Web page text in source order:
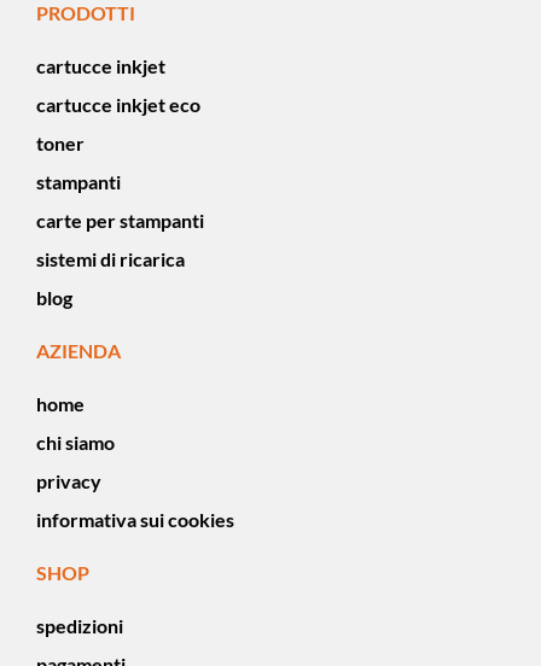
PRODOTTI
cartucce inkjet
cartucce inkjet eco
toner
stampanti
carte per stampanti
sistemi di ricarica
blog
AZIENDA
home
chi siamo
privacy
informativa sui cookies
SHOP
spedizioni